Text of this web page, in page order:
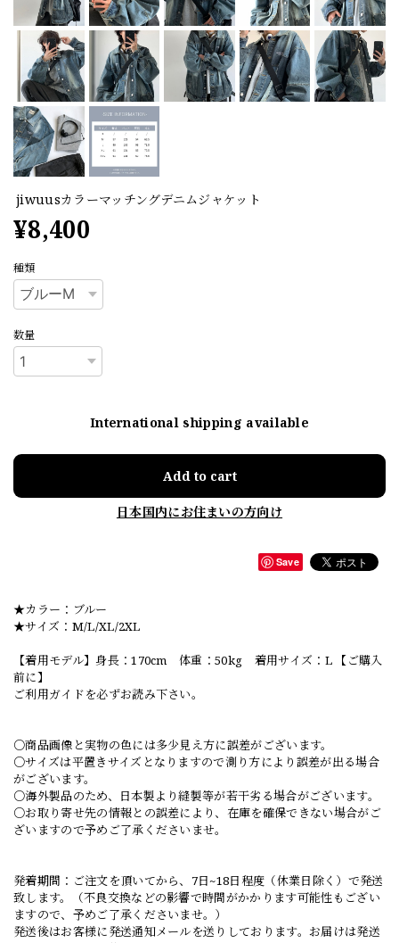
jiwuusカラーマッチングデニムジャケット
¥8,400
種類
数量
International shipping available
Add to cart
日本国内にお住まいの方向け
Save
★カラー：ブルー
★サイズ：M/L/XL/2XL
【着用モデル】身長：170cm 体重：50kg 着用サイズ：L 【ご購入
前に】
ご利用ガイドを必ずお読み下さい。
○商品画像と実物の色には多少見え方に誤差がございます。
○サイズは平置きサイズとなりますので測り方により誤差が出る場合
がございます。
○海外製品のため、日本製より縫製等が若干劣る場合がございます。
○お取り寄せ先の情報との誤差により、在庫を確保できない場合がご
ざいますので予めご了承くださいませ。
発着期間：ご注文を頂いてから、7日~18日程度（休業日除く）で発送
致します。（不良交換などの影響で時間がかかります可能性もござい
ますので、予めご了承くださいませ。）
発送後はお客様に発送通知メールを送りしております。お届けは発送